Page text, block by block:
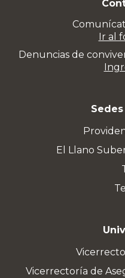
Ir al
Denuncias de
El Llano
Vicerrectoría de